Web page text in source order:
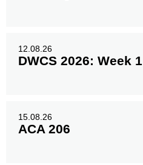
12.08.26
DWCS 2026: Week 1
15.08.26
ACA 206